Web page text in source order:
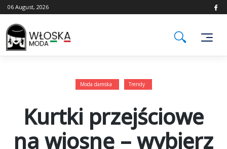
Skip
to
content
06 August, 2026
Moda damska Trendy
Kurtki przejściowe
na wiosnę – wybierz